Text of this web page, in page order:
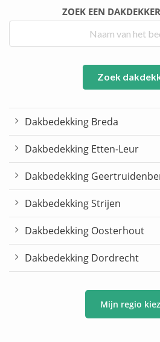
ZOEK EEN
Zoek
Dakbedekking Breda
Dakbedekking Etten-Leur
Dakbedekking
Dakbedekking Strijen
Dakbedekking Oosterhout
Dakbedekking Dordrecht
Mijn regio